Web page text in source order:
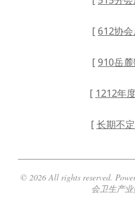
[612协
[910岳
[ 1212年
[长期不
© 2026 All rights reserved.
会卫生产